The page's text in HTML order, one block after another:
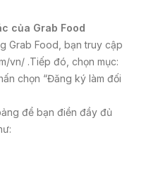
của Grab Food
Grab Food, bạn truy cập
vn/ .Tiếp đó, chọn mục:
chọn “Đăng ký làm đối
để bạn điền đầy đủ